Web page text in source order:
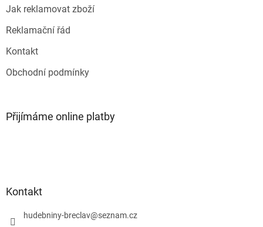
Jak reklamovat zboží
Reklamační řád
Kontakt
Obchodní podmínky
Přijímáme online platby
Kontakt
hudebniny-breclav@seznam.cz